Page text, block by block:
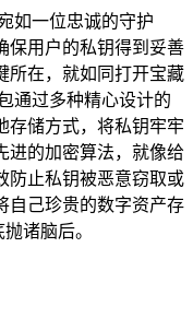
如一位忠诚的守护
保用户的私钥得到妥善
所在，就如同打开宝藏
通过多种精心设计的
存储方式，将私钥牢牢
进的加密算法，就像给
防止私钥被恶意窃取或
自己珍贵的数字资产存
诸脑后。